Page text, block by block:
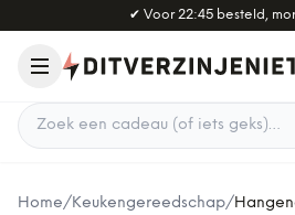
Naar hoofdinhoud
✔ Voor 22:45 besteld,
Zoek een cadeau
Home/Keukengereedschap/